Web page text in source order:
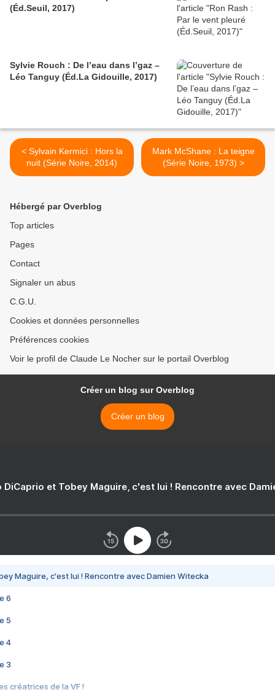
(Éd.Seuil, 2017)
Sylvie Rouch : De l’eau dans l’gaz –
Léo Tanguy (Éd.La Gidouille, 2017)
< Sylvain Kermici : Hors la
nuit (Série Noire, 2014)
Mark McShane : La teigne
(Série Noire, 1973) >
Hébergé par Overblog
Top articles
Pages
Contact
Signaler un abus
C.G.U.
Cookies et données personnelles
Préférences cookies
Voir le profil de Claude Le Nocher sur le portail Overblog
Créer un blog sur Overblog
Créer un blog
DiCaprio et Tobey Maguire, c'est lui ! Rencontre avec
Maguire, c'est lui ! Rencontre avec Damien Witecka
6
5
4
3
créatrices de la VF !